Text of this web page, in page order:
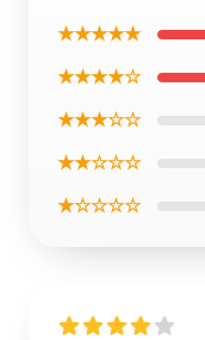
★★★★★
★★★★☆
★★★☆☆
★★☆☆☆
★☆☆☆☆